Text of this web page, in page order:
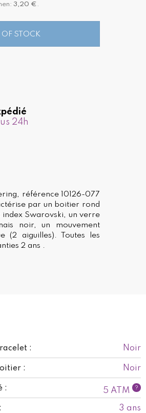
: Noir
: Noir
: 5 ATM ?
3 ans
3,20 € .
OF STOCK
24h
référence 10126-077
par un boitier rond
Swarovski, un verre
noir, un mouvement
(2 aiguilles). Toutes les
2 ans .